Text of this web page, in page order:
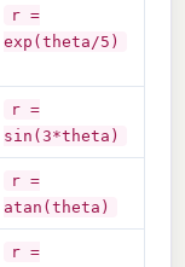
r =
exp(theta/5)
r =
sin(3*theta)
r =
atan(theta)
r =